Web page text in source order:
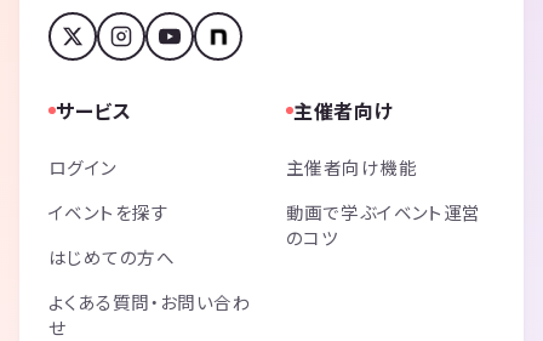
サービス
ログイン
イベントを探す
はじめての方へ
よくある質問・お問い合わ
せ
主催者向け
主催者向け機能
動画で学ぶイベント運営
のコツ